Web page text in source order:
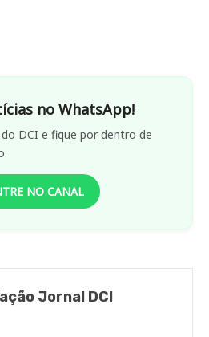
no WhatsApp!
DCI e fique por dentro de
NO CANAL
Jornal DCI